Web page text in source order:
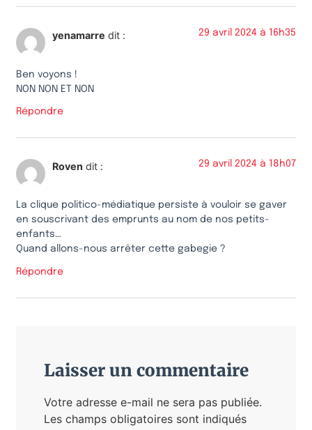
yenamarre dit : 29 avril 2024 à 16h35
Ben voyons !
NON NON ET NON
Répondre
Roven dit : 29 avril 2024 à 18h07
La clique politico-médiatique persiste à vouloir se gaver
en souscrivant des emprunts au nom de nos petits-
enfants…
Quand allons-nous arrêter cette gabegie ?
Répondre
Laisser un commentaire
Votre adresse e-mail ne sera pas publiée.
Les champs obligatoires sont indiqués